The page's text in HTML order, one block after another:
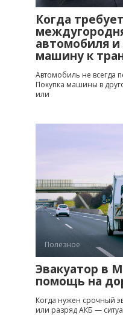
Когда
автомобиля и
машину к
Автомобиль не всегда
Покупка машины в
или
Полезное
Эвакуатор в
помощь на
Когда нужен срочный
или разряд АКБ —